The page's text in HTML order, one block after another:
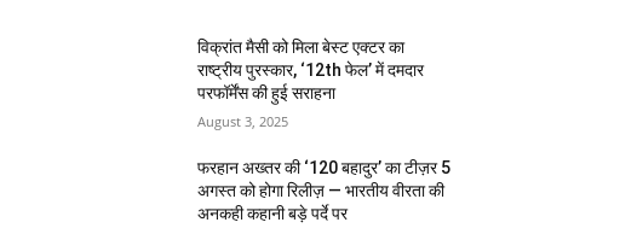
विक्रांत मैसी को मिला बेस्ट एक्टर का
राष्ट्रीय पुरस्कार, ‘12th फेल’ में दमदार
परफॉर्मेंस की हुई सराहना
August 3, 2025
फरहान अख्तर की ‘120 बहादुर’ का टीज़र 5
अगस्त को होगा रिलीज़ — भारतीय वीरता की
अनकही कहानी बड़े पर्दे पर